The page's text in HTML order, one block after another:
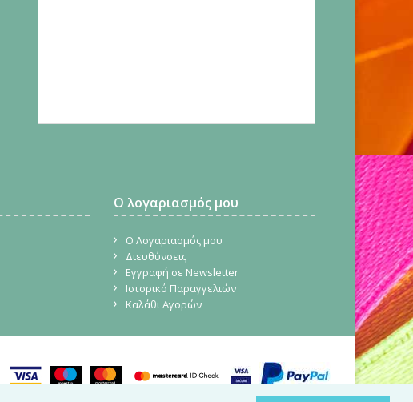
Ο λογαριασμός μου
Ο Λογαριασμός μου
Διευθύνσεις
Εγγραφή σε Newsletter
Ιστορικό Παραγγελιών
Καλάθι Αγορών